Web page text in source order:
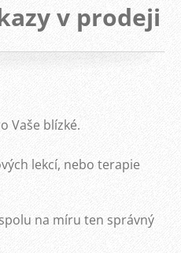
v prodeji
Vaše blízké.
lekcí, nebo terapie
na míru ten správný